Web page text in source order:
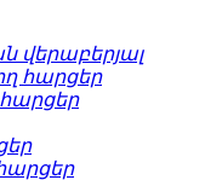
վերաբերյալ
հարցեր